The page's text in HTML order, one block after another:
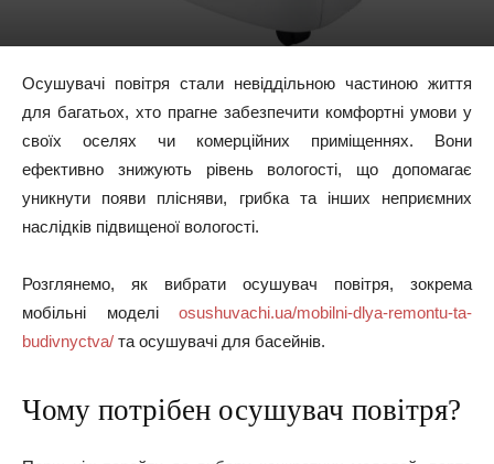
Осушувачі повітря стали невіддільною частиною життя
для багатьох, хто прагне забезпечити комфортні умови у
своїх оселях чи комерційних приміщеннях. Вони
ефективно знижують рівень вологості, що допомагає
уникнути появи плісняви, грибка та інших неприємних
наслідків підвищеної вологості.
Розглянемо, як вибрати осушувач повітря, зокрема
мобільні моделі osushuvachi.ua/mobilni-dlya-remontu-ta-
budivnyctva/ та осушувачі для басейнів.
Чому потрібен осушувач повітря?